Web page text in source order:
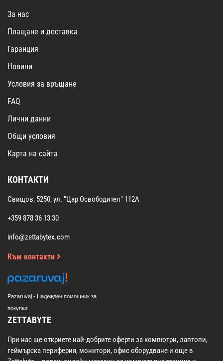
За нас
Плащане и доставка
Гаранция
Новини
Условия за връщане
FAQ
Лични данни
Общи условия
Карта на сайта
КОНТАКТИ
Свищов, 5250, ул. "Цар Освободител" 112А
+359 878 36 13 30
info@zettabytex.com
Към контакти
Pazaruvaj - Надежден помощник за
покупки
ZETTABYTE
При нас ще откриете най-добрите оферти за компютри, лаптопи,
геймърска периферия, монитори, офис оборудване и още в